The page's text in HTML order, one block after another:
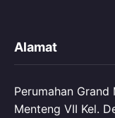
Alamat
Perumahan
Menteng VII Kel.